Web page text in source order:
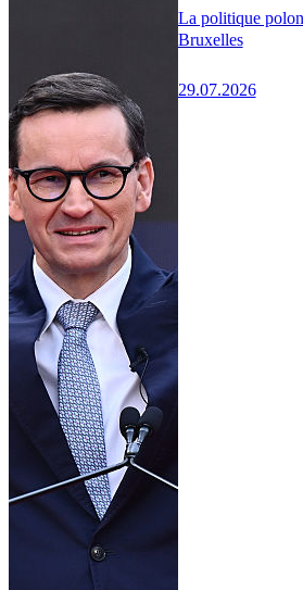
La politique
Bruxelles
29.07.2026